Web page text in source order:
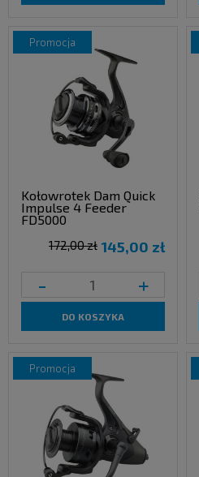
Kołowrotek Dam Quick
Impulse 4 Feeder
FD5000
145,00 zł
172,00 zł
- +
DO KOSZYKA
promocja
promocja